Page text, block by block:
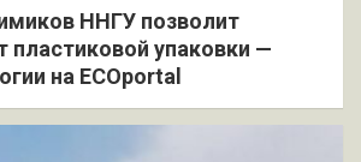
ННГУ позволит
пластиковой упаковки —
на ECOportal